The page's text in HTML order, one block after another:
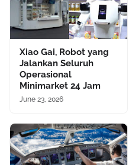
Xiao Gai, Robot yang
Jalankan Seluruh
Operasional
Minimarket 24 Jam
June 23, 2026